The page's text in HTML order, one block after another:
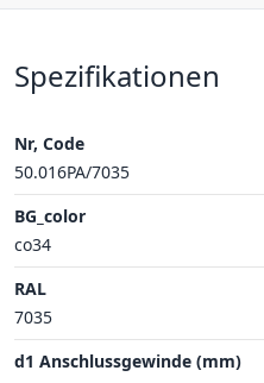
Spezifikationen
Nr, Code
50.016PA/7035
BG_color
co34
RAL
7035
d1 Anschlussgewinde (mm)